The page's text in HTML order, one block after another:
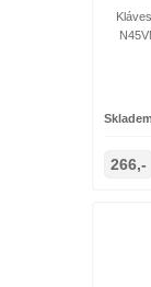
266,-